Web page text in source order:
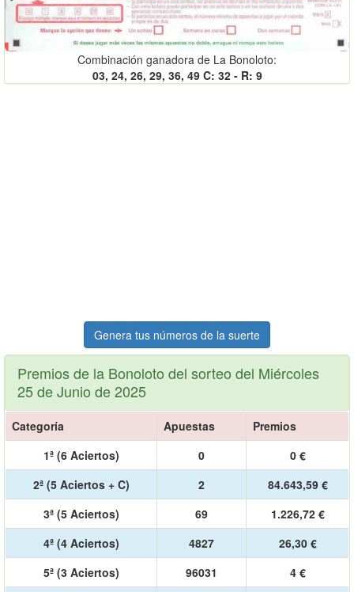
Combinación ganadora de La Bonoloto:
03, 24, 26, 29, 36, 49 C: 32 - R: 9
Genera tus números de la suerte
Premios de la Bonoloto del sorteo del Miércoles
25 de Junio de 2025
Categoría Apuestas
Premios
1ª (6 Aciertos)
0
0 €
2ª (5 Aciertos + C)
2
84.643,59 €
3ª (5 Aciertos)
69
1.226,72 €
4ª (4 Aciertos)
4827
26,30 €
5ª (3 Aciertos)
96031
4 €